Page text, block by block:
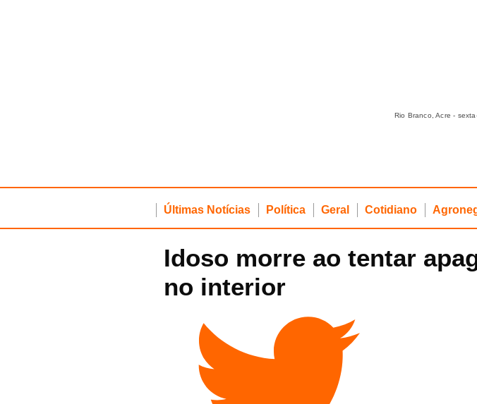
Rio Branco, Acre -
Últimas Notícias Política Geral Cotidiano
Idoso morre ao tentar
no interior